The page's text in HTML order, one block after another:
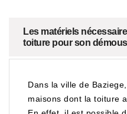
Les matériels
toiture pour son
Dans la ville de
maisons dont la toiture